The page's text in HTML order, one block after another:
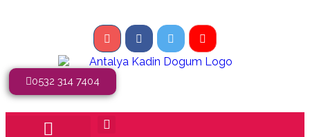
0532 314 7404